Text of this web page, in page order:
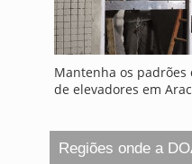
Mantenha os padrões
de elevadores em
Regiões onde a